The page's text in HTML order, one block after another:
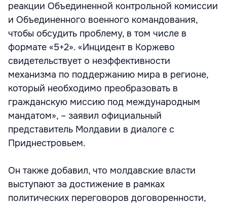
реакции Объединенной контрольной комиссии
и Объединенного военного командования,
чтобы обсудить проблему, в том числе в
формате «5+2». «Инцидент в Коржево
свидетельствует о неэффективности
механизма по поддержанию мира в регионе,
который необходимо преобразовать в
гражданскую миссию под международным
мандатом», – заявил официальный
представитель Молдавии в диалоге с
Приднестровьем.
Он также добавил, что молдавские власти
выступают за достижение в рамках
политических переговоров договоренности,